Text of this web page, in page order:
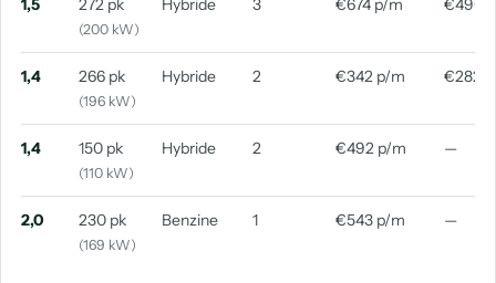
1,5 272 pk
(200 kW)
Hybride 3 €674 p/m €490
1,4 266 pk
(196 kW)
Hybride 2 €342 p/m €282
1,4 150 pk
(110 kW)
Hybride 2 €492 p/m —
2,0 230 pk
(169 kW)
Benzine 1 €543 p/m —